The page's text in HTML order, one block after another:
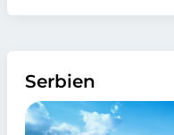
Serbien